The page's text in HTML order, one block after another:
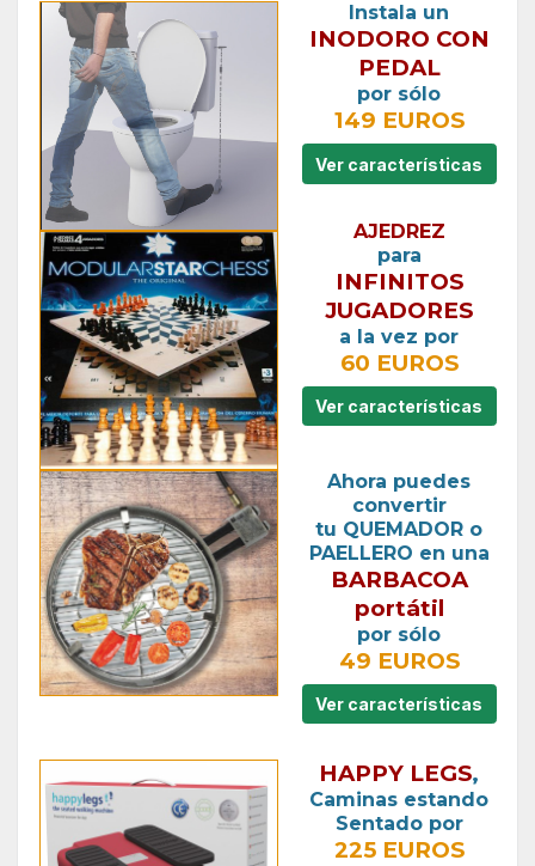
Instala un
INODORO CON
PEDAL
por sólo
149 EUROS
Ver características
AJEDREZ
para
INFINITOS
JUGADORES
a la vez por
60 EUROS
Ver características
Ahora puedes
convertir
tu QUEMADOR o
PAELLERO en una
BARBACOA
portátil
por sólo
49 EUROS
Ver características
HAPPY LEGS,
Caminas estando
Sentado por
225 EUROS